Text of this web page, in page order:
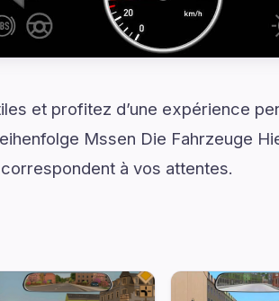
et profitez d’une expérience
Mssen Die Fahrzeuge
à vos attentes.